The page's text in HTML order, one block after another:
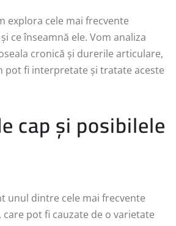
explora cele mai frecvente
ce înseamnă ele. Vom analiza
cronică și durerile articulare,
pot fi interpretate și tratate aceste
cap și posibilele
unul dintre cele mai frecvente
pot fi cauzate de o varietate